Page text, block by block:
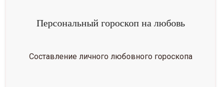
Персональный гороскоп на любовь
Составление личного любовного гороскопа